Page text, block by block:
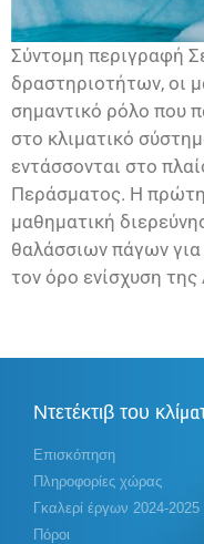
Σύντομη περιγραφή
δραστηριοτήτων, οι
σημαντικό ρόλο που
στο κλιματικό
εντάσσονται στο
Περάσματος. Η πρώτη
μαθηματική
θαλάσσιων πάγων για
τον όρο ενίσχυση της
Ντετέκτιβ του
Επισκόπηση
Πληροφορίες χώρας
Γκαλερί έργων 2024-2025
Πόροι